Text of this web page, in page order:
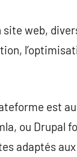
site web,
est
ou Drupal
adaptés